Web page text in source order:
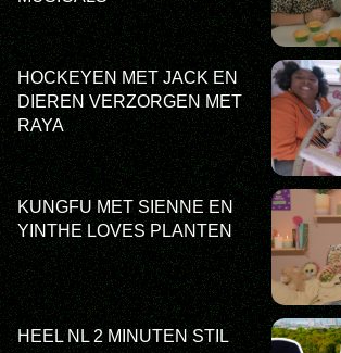
HOCKEYEN MET JACK EN
DIEREN VERZORGEN MET
RAYA
KUNGFU MET SIENNE EN
YINTHE LOVES PLANTEN
HEEL NL 2 MINUTEN STIL